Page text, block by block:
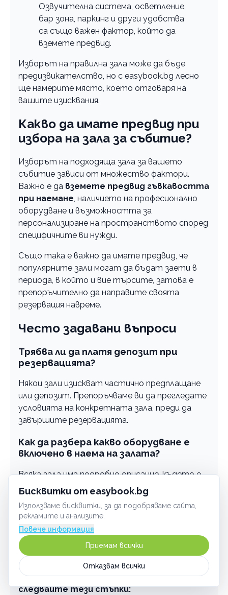
Бисквитки от easybook.bg
Използваме бисквитки, за да подобряваме сайта,
рекламите и анализите.
Повече информация
Отказвам всички
Приемам всички
Озвучителна система, осветление,
бар зона, паркинг и други удобства
са също важен фактор, който да
вземете предвид.
Изборът на правилна зала може да бъде
предизвикателство, но с easybook.bg лесно
ще намерите място, което отговаря на
вашите изисквания.
Какво да имате предвид при
избора на зала за събитие?
Изборът на подходяща зала за вашето
събитие зависи от множество фактори.
Важно е да вземете предвид гъвкавостта
при наемане, наличието на професионално
оборудване и възможността за
персонализиране на пространството според
специфичните ви нужди.
Също така е важно да имате предвид, че
популярните зали могат да бъдат заети в
периода, в който и вие търсите, затова е
препоръчително да направите своята
резервация навреме.
Често задавани въпроси
Трябва ли да платя депозит при
резервацията?
Някои зали изискват частично предплащане
или депозит. Препоръчваме ви да прегледате
условията на конкретната зала, преди да
завършите резервацията.
Как да разбера какво оборудване е
включено в наема на залата?
Всяка зала има подробно описание, където е
указано какво оборудване е на разположение –
проектор, озвучителна система, микрофони и
др. Ако имате допълнителни въпроси,
свържете се с управителя на залата.
Как мога да променя часа на
събитието си?
За да промените часа на събитието си,
следвайте тези стъпки: